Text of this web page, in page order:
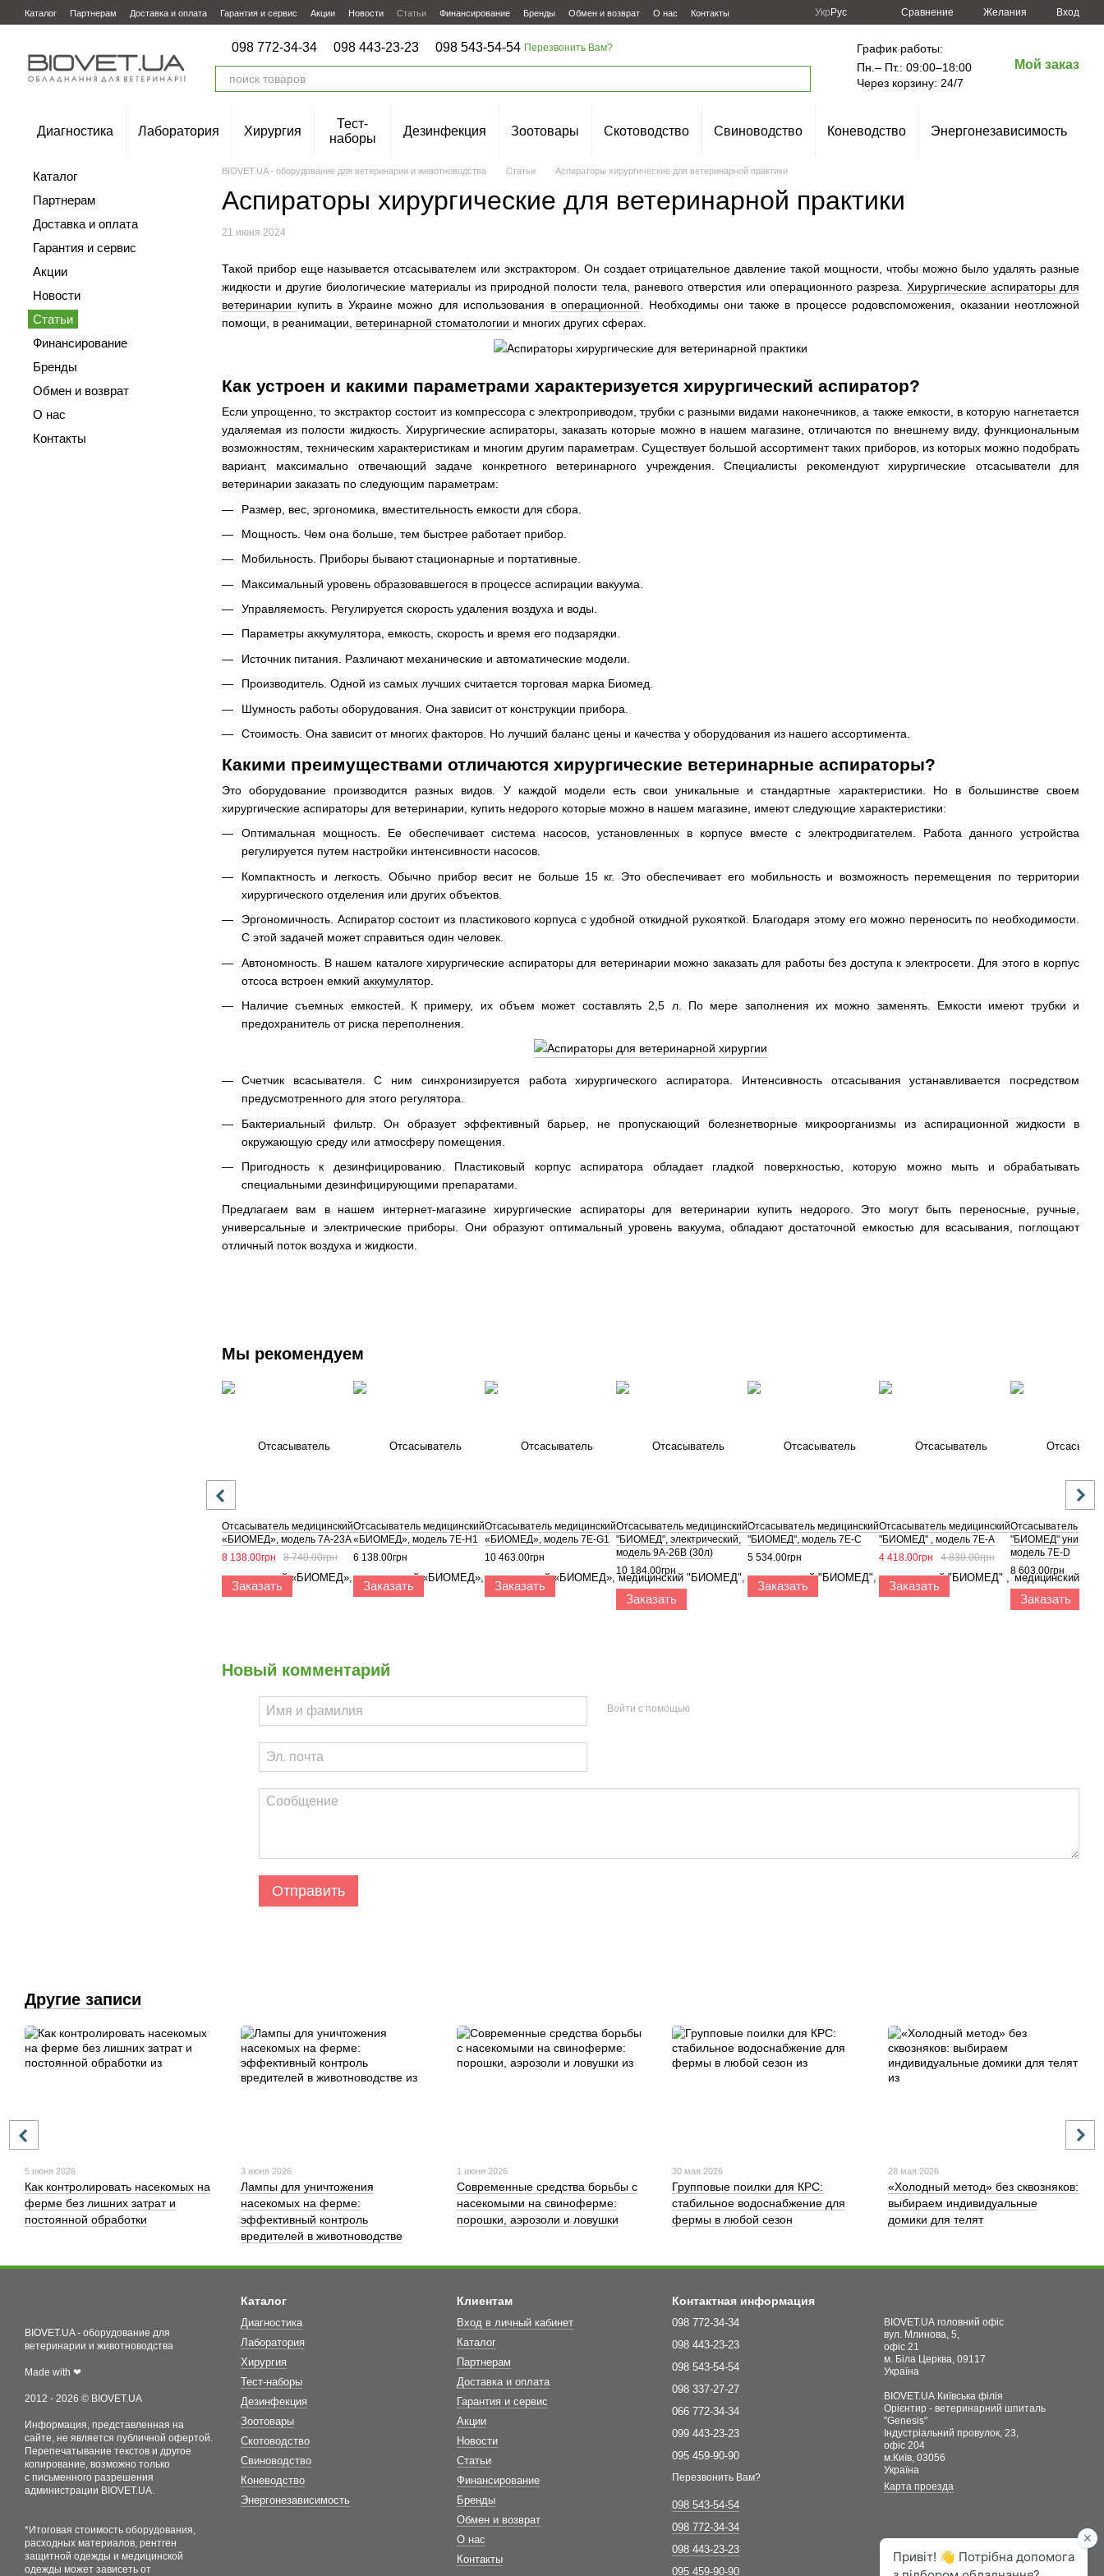
Перейти к основному контенту
Каталог Партнерам Доставка и оплата Гарантия и сервис Акции Новости Статьи Финансирование Бренды Обмен и возврат О нас Контакты Укр Рус Сравнение Желания Вход
098 772-34-34 098 443-23-23 098 543-54-54 Перезвонить Вам?
График работы:
Пн.– Пт.: 09:00–18:00
Через корзину: 24/7
Мой заказ
Диагностика Лаборатория Хирургия
Тест-
наборы
Дезинфекция Зоотовары Скотоводство Свиноводство Коневодство Энергонезависимость
BIOVET.UA - оборудование для ветеринарии и животноводства Статьи Аспираторы хирургические для ветеринарной практики
Аспираторы хирургические для ветеринарной практики
21 июня 2024
Такой прибор еще называется отсасывателем или экстрактором. Он создает отрицательное давление такой мощности, чтобы можно было удалять разные
жидкости и другие биологические материалы из природной полости тела, раневого отверстия или операционного разреза. Хирургические аспираторы для
ветеринарии купить в Украине можно для использования в операционной. Необходимы они также в процессе родовспоможения, оказании неотложной
помощи, в реанимации, ветеринарной стоматологии и многих других сферах.
Как устроен и какими параметрами характеризуется хирургический аспиратор?
Если упрощенно, то экстрактор состоит из компрессора с электроприводом, трубки с разными видами наконечников, а также емкости, в которую нагнетается
удаляемая из полости жидкость. Хирургические аспираторы, заказать которые можно в нашем магазине, отличаются по внешнему виду, функциональным
возможностям, техническим характеристикам и многим другим параметрам. Существует большой ассортимент таких приборов, из которых можно подобрать
вариант, максимально отвечающий задаче конкретного ветеринарного учреждения. Специалисты рекомендуют хирургические отсасыватели для
ветеринарии заказать по следующим параметрам:
Размер, вес, эргономика, вместительность емкости для сбора.
Мощность. Чем она больше, тем быстрее работает прибор.
Мобильность. Приборы бывают стационарные и портативные.
Максимальный уровень образовавшегося в процессе аспирации вакуума.
Управляемость. Регулируется скорость удаления воздуха и воды.
Параметры аккумулятора, емкость, скорость и время его подзарядки.
Источник питания. Различают механические и автоматические модели.
Производитель. Одной из самых лучших считается торговая марка Биомед.
Шумность работы оборудования. Она зависит от конструкции прибора.
Стоимость. Она зависит от многих факторов. Но лучший баланс цены и качества у оборудования из нашего ассортимента.
Какими преимуществами отличаются хирургические ветеринарные аспираторы?
Это оборудование производится разных видов. У каждой модели есть свои уникальные и стандартные характеристики. Но в большинстве своем
хирургические аспираторы для ветеринарии, купить недорого которые можно в нашем магазине, имеют следующие характеристики:
Оптимальная мощность. Ее обеспечивает система насосов, установленных в корпусе вместе с электродвигателем. Работа данного устройства
регулируется путем настройки интенсивности насосов.
Компактность и легкость. Обычно прибор весит не больше 15 кг. Это обеспечивает его мобильность и возможность перемещения по территории
хирургического отделения или других объектов.
Эргономичность. Аспиратор состоит из пластикового корпуса с удобной откидной рукояткой. Благодаря этому его можно переносить по необходимости.
С этой задачей может справиться один человек.
Автономность. В нашем каталоге хирургические аспираторы для ветеринарии можно заказать для работы без доступа к электросети. Для этого в корпус
отсоса встроен емкий аккумулятор
Наличие съемных емкостей. К примеру, их объем может составлять 2,5 л. По мере заполнения их можно заменять. Емкости имеют трубки и
предохранитель от риска переполнения.
Счетчик всасывателя. С ним синхронизируется работа хирургического аспиратора. Интенсивность отсасывания устанавливается посредством
предусмотренного для этого регулятора.
Бактериальный фильтр. Он образует эффективный барьер, не пропускающий болезнетворные микроорганизмы из аспирационной жидкости в
окружающую среду или атмосферу помещения.
Пригодность к дезинфицированию. Пластиковый корпус аспиратора обладает гладкой поверхностью, которую можно мыть и обрабатывать
специальными дезинфицирующими препаратами.
Предлагаем вам в нашем интернет-магазине хирургические аспираторы для ветеринарии купить недорого. Это могут быть переносные, ручные,
универсальные и электрические приборы. Они образуют оптимальный уровень вакуума, обладают достаточной емкостью для всасывания, поглощают
отличный поток воздуха и жидкости.
Мы рекомендуем
Отсасыватель медицинский
«БИОМЕД», модель 7А-23А
8 138.00грн
8 740.00грн
Заказать
Отсасыватель медицинский
«БИОМЕД», модель 7E-H1
6 138.00грн
Заказать
Отсасыватель медицинский
«БИОМЕД», модель 7E-G1
10 463.00грн
Заказать
Отсасыватель медицинский
"БИОМЕД", электрический,
модель 9А-26В (30л)
10 184.00грн
Заказать
Отсасыватель медицинский
"БИОМЕД", модель 7E-C
5 534.00грн
Заказать
Отсасыватель медицинский
"БИОМЕД" , модель 7Е-А
4 418.00грн
4 830.00грн
Заказать
Отсасыватель
"БИОМЕД"
модель 7Е-D
8 603.00грн
Заказать
Новый комментарий
Войти с помощью
Отправить
Каталог
Партнерам
Доставка и оплата
Гарантия и сервис
Акции
Новости
Статьи
Финансирование
Бренды
Обмен и возврат
О нас
Контакты
Другие записи
5 июня 2026
Как контролировать насекомых на
ферме без лишних затрат и
постоянной обработки
3 июня 2026
Лампы для уничтожения
насекомых на ферме:
эффективный контроль
вредителей в животноводстве
1 июня 2026
Современные средства борьбы с
насекомыми на свиноферме:
порошки, аэрозоли и ловушки
30 мая 2026
Групповые поилки для КРС:
стабильное водоснабжение для
фермы в любой сезон
28 мая 2026
«Холодный метод» без сквозняков:
выбираем индивидуальные
домики для телят
BIOVET.UA - оборудование для
ветеринарии и животноводства
Made with ❤
2012 - 2026 © BIOVET.UA
Информация, представленная на
сайте, не является публичной офертой.
Перепечатывание текстов и другое
копирование, возможно только
с письменного разрешения
администрации BIOVET.UA.
*Итоговая стоимость оборудования,
расходных материалов, рентген
защитной одежды и медицинской
одежды может зависеть от
Каталог
Диагностика
Лаборатория
Хирургия
Тест-наборы
Дезинфекция
Зоотовары
Скотоводство
Свиноводство
Коневодство
Энергонезависимость
Клиентам
Вход в личный кабинет
Каталог
Партнерам
Доставка и оплата
Гарантия и сервис
Акции
Новости
Статьи
Финансирование
Бренды
Обмен и возврат
О нас
Контакты
Контактная информация
098 772-34-34
098 443-23-23
098 543-54-54
098 337-27-27
066 772-34-34
099 443-23-23
095 459-90-90
Перезвонить Вам?
098 543-54-54
098 772-34-34
098 443-23-23
095 459-90-90
BIOVET.UA головний офіс
вул. Млинова, 5,
офіс 21
м. Біла Церква, 09117
Україна
BIOVET.UA Київська філія
Орієнтир - ветеринарний шпиталь
"Genesis"
Індустріальний провулок, 23,
офіс 204
м.Київ, 03056
Україна
Карта проезда